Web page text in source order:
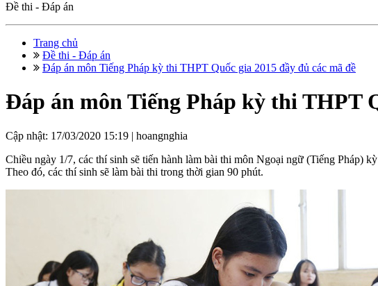
Đề thi - Đáp án
Trang chủ
Đề thi - Đáp án
Đáp án môn Tiếng Pháp kỳ thi THPT Quốc gia 2015 đầy đủ các mã đề
Đáp án môn Tiếng Pháp kỳ thi THPT
Cập nhật: 17/03/2020 15:19 | hoangnghia
Chiều ngày 1/7, các thí sinh sẽ tiến hành làm bài thi môn Ngoại ngữ (Tiếng Pháp)
Theo đó, các thí sinh sẽ làm bài thi trong thời gian 90 phút.